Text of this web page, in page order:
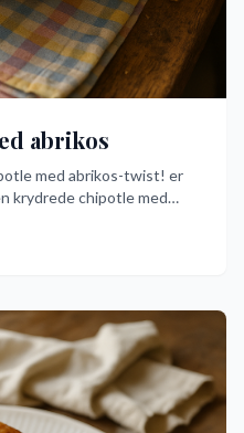
abrikos
med abrikos-twist! er
krydrede chipotle med
og hurtige ret kan